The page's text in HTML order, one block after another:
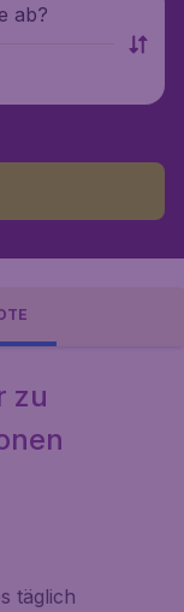
ab?
zu
täglich